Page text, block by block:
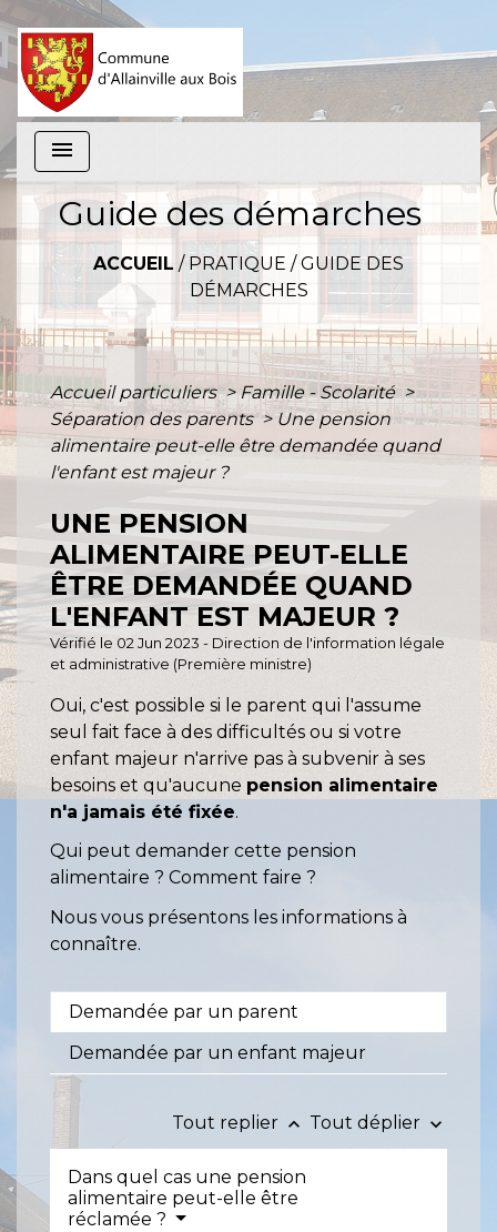
menu
Guide des démarches
ACCUEIL / PRATIQUE /GUIDE DES
DÉMARCHES
Accueil particuliers> Famille - Scolarité>
Séparation des parents> Une pension
alimentaire peut-elle être demandée quand
l'enfant est majeur ?
UNE PENSION
ALIMENTAIRE PEUT-ELLE
ÊTRE DEMANDÉE QUAND
L'ENFANT EST MAJEUR ?
Vérifié le 02 Jun 2023 - Direction de l'information légale
et administrative (Première ministre)
Oui, c'est possible si le parent qui l'assume
seul fait face à des difficultés ou si votre
enfant majeur n'arrive pas à subvenir à ses
besoins et qu'aucune pension alimentaire
n'a jamais été fixée.
Qui peut demander cette pension
alimentaire ? Comment faire ?
Nous vous présentons les informations à
connaître.
Demandée par un parent
Demandée par un enfant majeur
Tout replier keyboard_arrow_up Tout déplier keyboard_arrow_down
Dans quel cas une pension
alimentaire peut-elle être
réclamée ?